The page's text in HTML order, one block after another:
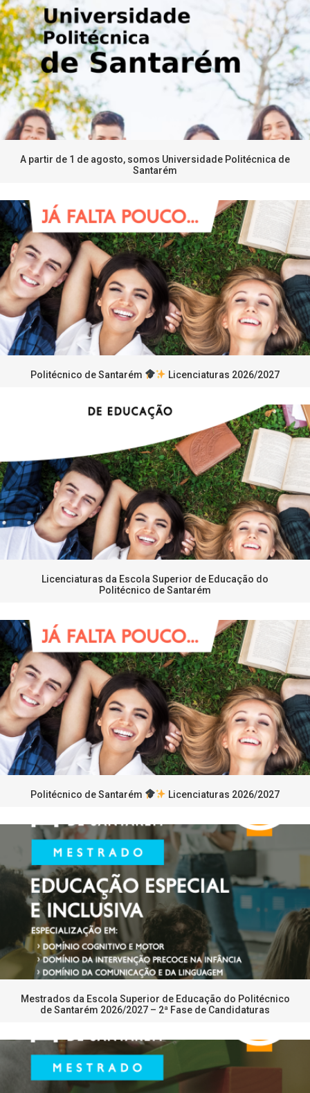
A partir de 1 de agosto, somos Universidade Politécnica de
Santarém
Politécnico de Santarém Licenciaturas 2026/2027
Licenciaturas da Escola Superior de Educação do
Politécnico de Santarém
Politécnico de Santarém Licenciaturas 2026/2027
Mestrados da Escola Superior de Educação do Politécnico
de Santarém 2026/2027 – 2ª Fase de Candidaturas